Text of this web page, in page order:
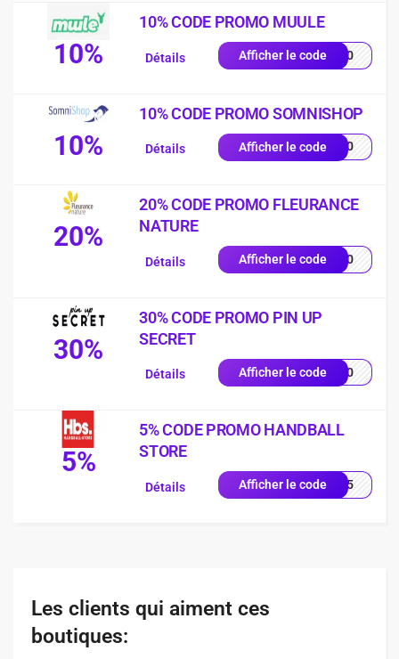
10%
10% CODE PROMO MUULE
Afficher le codeNG10
Détails
10%
10% CODE PROMO SOMNISHOP
Afficher le codep-10
Détails
20%
20% CODE PROMO FLEURANCE
NATURE
Afficher le codeEU20
Détails
30%
30% CODE PROMO PIN UP
SECRET
Afficher le codeUP30
Détails
5%
5% CODE PROMO HANDBALL
STORE
Afficher le codeAND5
Détails
Les clients qui aiment ces
boutiques: